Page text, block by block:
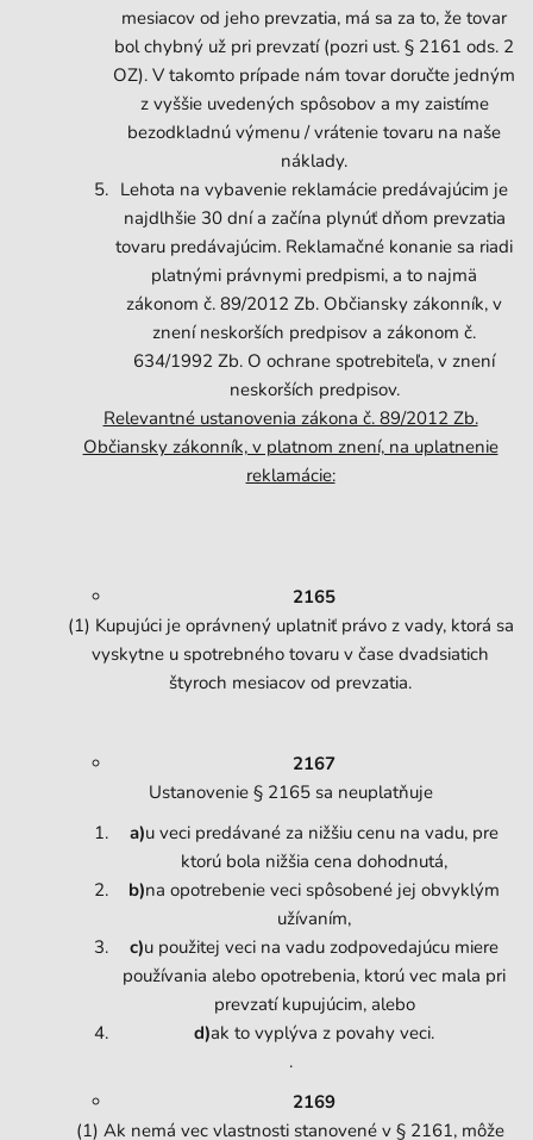
mesiacov od jeho prevzatia, má sa za to, že tovar
bol chybný už pri prevzatí (pozri ust. § 2161 ods. 2
OZ). V takomto prípade nám tovar doručte jedným
z vyššie uvedených spôsobov a my zaistíme
bezodkladnú výmenu / vrátenie tovaru na naše
náklady.
Lehota na vybavenie reklamácie predávajúcim je
najdlhšie 30 dní a začína plynúť dňom prevzatia
tovaru predávajúcim. Reklamačné konanie sa riadi
platnými právnymi predpismi, a to najmä
zákonom č. 89/2012 Zb. Občiansky zákonník, v
znení neskorších predpisov a zákonom č.
634/1992 Zb. O ochrane spotrebiteľa, v znení
neskorších predpisov.
Relevantné ustanovenia zákona č. 89/2012 Zb.
Občiansky zákonník, v platnom znení, na uplatnenie
reklamácie:
2165
(1) Kupujúci je oprávnený uplatniť právo z vady, ktorá sa
vyskytne u spotrebného tovaru v čase dvadsiatich
štyroch mesiacov od prevzatia.
2167
Ustanovenie § 2165 sa neuplatňuje
a)u veci predávané za nižšiu cenu na vadu, pre
ktorú bola nižšia cena dohodnutá,
b)na opotrebenie veci spôsobené jej obvyklým
užívaním,
c)u použitej veci na vadu zodpovedajúcu miere
používania alebo opotrebenia, ktorú vec mala pri
prevzatí kupujúcim, alebo
d)ak to vyplýva z povahy veci.
.
2169
(1) Ak nemá vec vlastnosti stanovené v § 2161, môže